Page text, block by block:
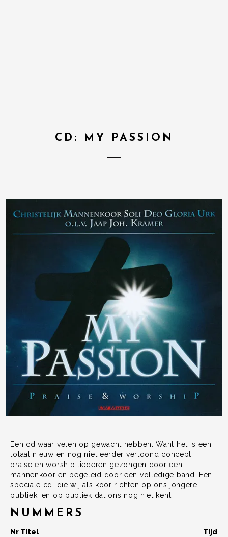
CD: MY PASSION
Een cd waar velen op gewacht hebben. Want het is een
totaal nieuw en nog niet eerder vertoond concept:
praise en worship liederen gezongen door een
mannenkoor en begeleid door een volledige band. Een
speciale cd, die wij als koor richten op ons jongere
publiek, en op publiek dat ons nog niet kent.
NUMMERS
Nr Titel
Tijd